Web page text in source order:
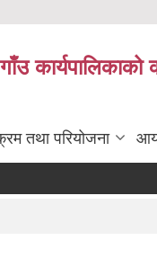
कार्यपालिकाको
तथा परियोजना आय